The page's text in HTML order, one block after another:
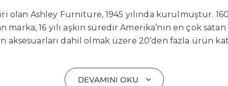
Ashley Furniture, 1945 yılında kurulmuştur.
marka, 16 yılı aşkın süredir Amerika’nın en çok
aksesuarları dahil olmak üzere 20’den fazla ürün
bir pazar payına ulaşmıştır. Marka; sadece
temel yaklaşım olarak benimsemektedir.
DEVAMINI OKU